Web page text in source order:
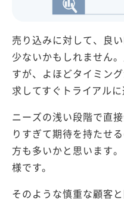
売り込みに対して、良
少ないかもしれません
すが、よほどタイミン
求してすぐトライアル
ニーズの浅い段階で直
りすぎて期待を持たせ
方も多いかと思います
様です。
そのような慎重な顧客